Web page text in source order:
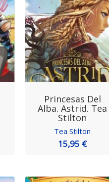
Princesas Del
Alba. Astrid. Tea
Stilton
Tea Stilton
15,95 €